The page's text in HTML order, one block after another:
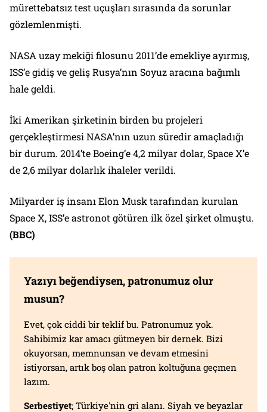
mürettebatsız test uçuşları sırasında da sorunlar
gözlemlenmişti.
NASA uzay mekiği filosunu 2011’de emekliye ayırmış,
ISS’e gidiş ve geliş Rusya’nın Soyuz aracına bağımlı
hale geldi.
İki Amerikan şirketinin birden bu projeleri
gerçekleştirmesi NASA’nın uzun süredir amaçladığı
bir durum. 2014’te Boeing’e 4,2 milyar dolar, Space X’e
de 2,6 milyar dolarlık ihaleler verildi.
Milyarder iş insanı Elon Musk tarafından kurulan
Space X, ISS’e astronot götüren ilk özel şirket olmuştu.
(BBC)
Yazıyı beğendiysen, patronumuz olur
musun?
Evet, çok ciddi bir teklif bu. Patronumuz yok.
Sahibimiz kar amacı gütmeyen bir dernek. Bizi
okuyorsan, memnunsan ve devam etmesini
istiyorsan, artık boş olan patron koltuğuna geçmen
lazım.
Serbestiyet; Türkiye'nin gri alanı. Siyah ve beyazlar